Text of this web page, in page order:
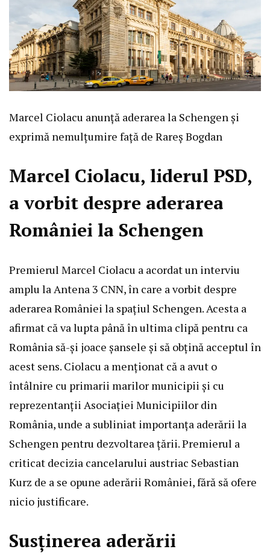
Marcel Ciolacu anunță aderarea la Schengen și
exprimă nemulțumire față de Rareș Bogdan
Marcel Ciolacu, liderul PSD,
a vorbit despre aderarea
României la Schengen
Premierul Marcel Ciolacu a acordat un interviu
amplu la Antena 3 CNN, în care a vorbit despre
aderarea României la spațiul Schengen. Acesta a
afirmat că va lupta până în ultima clipă pentru ca
România să-și joace șansele și să obțină acceptul în
acest sens. Ciolacu a menționat că a avut o
întâlnire cu primarii marilor municipii și cu
reprezentanții Asociației Municipiilor din
România, unde a subliniat importanța aderării la
Schengen pentru dezvoltarea țării. Premierul a
criticat decizia cancelarului austriac Sebastian
Kurz de a se opune aderării României, fără să ofere
nicio justificare.
Susținerea aderării